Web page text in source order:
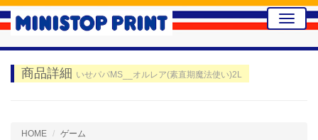
Toggle
商品詳細 いせパパMS__オルレア(素直期魔法使い)2L
HOME
ゲーム